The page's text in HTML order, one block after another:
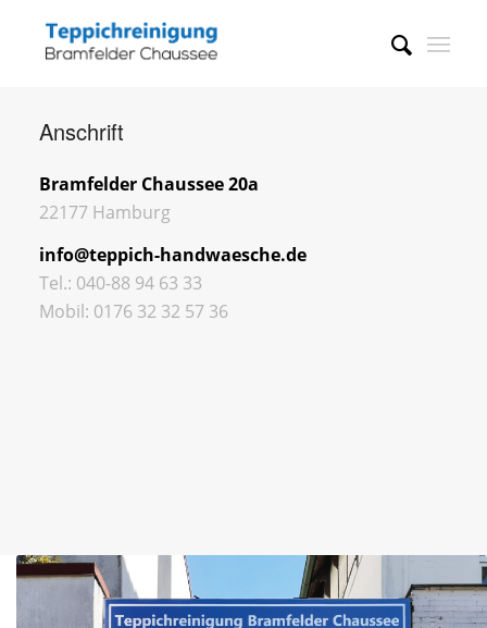
Anschrift
Bramfelder Chaussee 20a
22177 Hamburg
info@teppich-handwaesche.de
Tel.: 040-88 94 63 33
Mobil: 0176 32 32 57 36